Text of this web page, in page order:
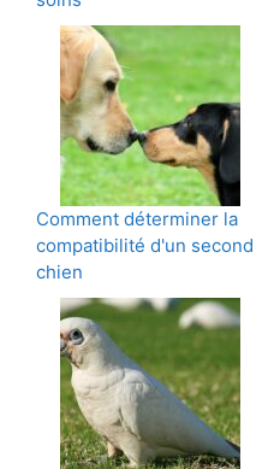
Comment déterminer la
compatibilité d'un second
chien